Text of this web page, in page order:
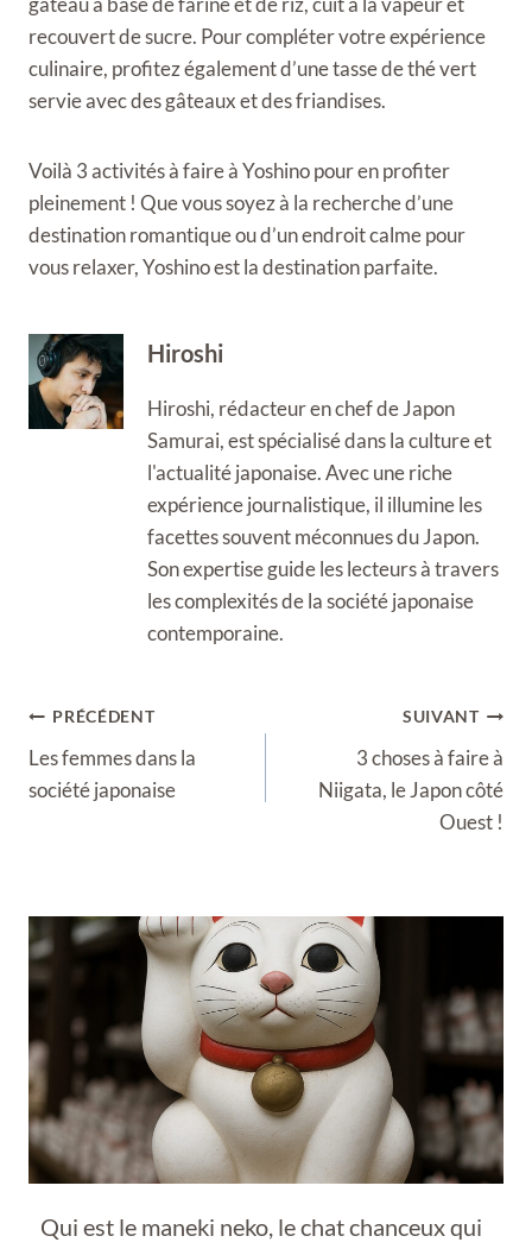
recouvert de sucre. Pour compléter votre expérience
culinaire, profitez également d’une tasse de thé vert
servie avec des gâteaux et des friandises.
Voilà 3 activités à faire à Yoshino pour en profiter
pleinement ! Que vous soyez à la recherche d’une
destination romantique ou d’un endroit calme pour
vous relaxer, Yoshino est la destination parfaite.
Hiroshi
Hiroshi, rédacteur en chef de Japon
Samurai, est spécialisé dans la culture et
l'actualité japonaise. Avec une riche
expérience journalistique, il illumine les
facettes souvent méconnues du Japon.
Son expertise guide les lecteurs à travers
les complexités de la société japonaise
contemporaine.
Navigation
de
l’article
PRÉCÉDENT
Les femmes dans la
société japonaise
SUIVANT
3 choses à faire à
Niigata, le Japon côté
Ouest !
Qui est le maneki neko, le chat chanceux qui